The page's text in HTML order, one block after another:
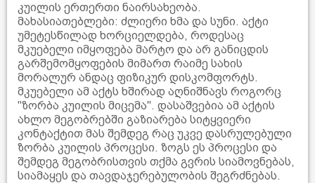
კუილის ერთერთი ნაირსახეობა.
მახასიათებლები: ძლიერი ხმა და სუნი. აქტი
უმეტესწილად ხორციელდება, როდესაც
მკუებელი იმყოფება მარტო და არ განიცდის
გარშემომყოფების მიმართ რაიმე სახის
მორალურ ანდაც ფიზიკურ დისკომფორტს.
მკუებელი ამ აქტს ხშირად აღნიშნავს როგორც
"ზორბა კუილის მიცემა". დასაშვებია ამ აქტის
ახლო მეგობრებში გაზიარება სიტყვიერი
კონტაქტით მას შემდეგ რაც უკვე დასრულებული
ზორბა კუილის პროცესი. ზოგს ეს პროცესი და
შემდეგ მეგობრისთვის თქმა გვრის სიამოვნებას,
სიამაყეს და თავდაჯერებულობის შეგრძნებას.